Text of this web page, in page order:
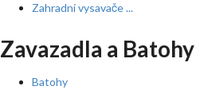
Zahradní vysavače ...
Zavazadla a Batohy
Batohy